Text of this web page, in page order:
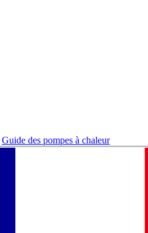
Guide des pompes à chaleur